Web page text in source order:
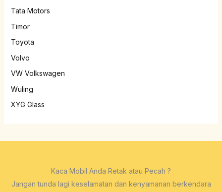
Tata Motors
Timor
Toyota
Volvo
VW Volkswagen
Wuling
XYG Glass
Kaca Mobil Anda Retak atau Pecah ?
Jangan tunda lagi keselamatan dan kenyamanan berkendara